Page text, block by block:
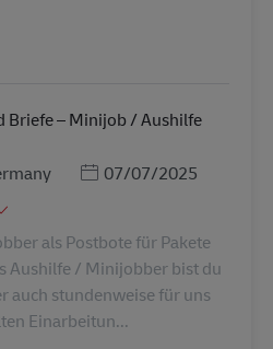
Briefe – Minijob / Aushilfe
Posted Date
07/07/2025
als Postbote für Pakete
Aushilfe / Minijobber bist du
auch stundenweise für uns
Einarbeitun...